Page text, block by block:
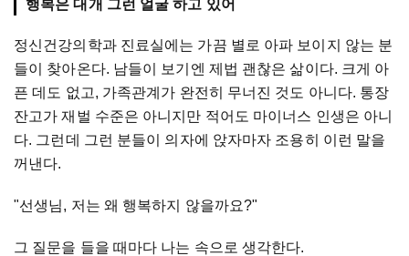
행복은 대개 그런 얼굴 하고 있어
정신건강의학과 진료실에는 가끔 별로 아파 보이지 않는 분
들이 찾아온다. 남들이 보기엔 제법 괜찮은 삶이다. 크게 아
픈 데도 없고, 가족관계가 완전히 무너진 것도 아니다. 통장
잔고가 재벌 수준은 아니지만 적어도 마이너스 인생은 아니
다. 그런데 그런 분들이 의자에 앉자마자 조용히 이런 말을
꺼낸다.
"선생님, 저는 왜 행복하지 않을까요?"
그 질문을 들을 때마다 나는 속으로 생각한다.